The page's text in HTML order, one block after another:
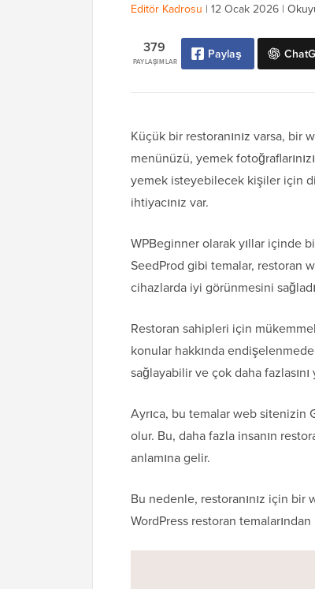
Editör Kadrosu | 12 Ocak 2026 |
PAYLAŞIMLAR
379 Paylaş
Küçük bir restoranınız varsa,
menünüzü, yemek
yemek isteyebilecek kişiler için
ihtiyacınız var.
WPBeginner olarak yıllar içinde
SeedProd gibi temalar, restoran
cihazlarda iyi görünmesini
Restoran sahipleri için
konular hakkında
sağlayabilir ve çok daha
Ayrıca, bu temalar web sitenizin
olur. Bu, daha fazla insanın
anlamına gelir.
Bu nedenle, restoranınız için
WordPress restoran temalarından